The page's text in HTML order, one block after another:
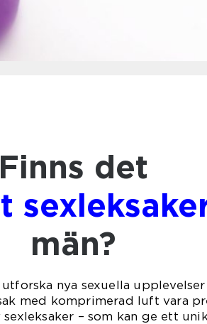
Finns det
män?
nya sexuella
med komprimerad luft vara
sexleksaker – som kan ge ett